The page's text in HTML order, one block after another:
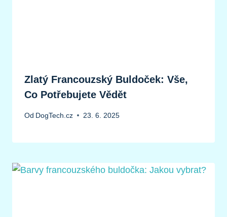
Zlatý Francouzský Buldoček: Vše,
Co Potřebujete Vědět
Od DogTech.cz 23. 6. 2025